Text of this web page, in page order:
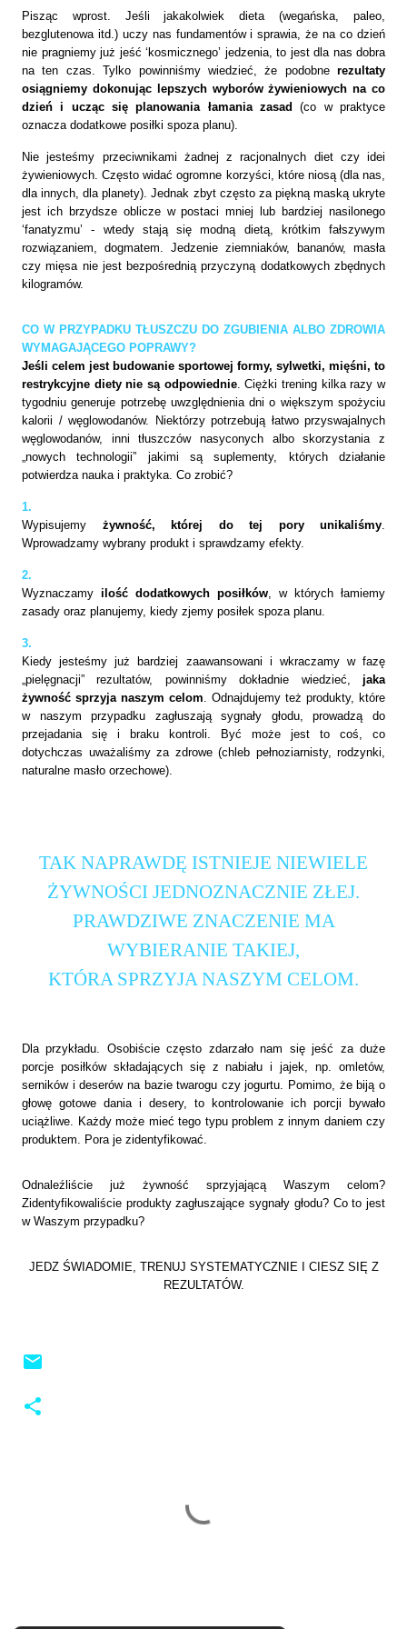
Pisząc wprost. Jeśli jakakolwiek dieta (wegańska, paleo,
bezglutenowa itd.) uczy nas fundamentów i sprawia, że na co dzień
nie pragniemy już jeść ‘kosmicznego’ jedzenia, to jest dla nas dobra
na ten czas. Tylko powinniśmy wiedzieć, że podobne rezultaty
osiągniemy dokonując lepszych wyborów żywieniowych na co
dzień i ucząc się planowania łamania zasad
(co w praktyce
oznacza dodatkowe posiłki spoza planu).
Nie jesteśmy przeciwnikami żadnej z racjonalnych diet czy idei
żywieniowych. Często widać ogromne korzyści, które niosą (dla nas,
dla innych, dla planety). Jednak zbyt często za piękną maską ukryte
jest ich brzydsze oblicze w postaci mniej lub bardziej nasilonego
‘fanatyzmu’ - wtedy stają się modną dietą, krótkim fałszywym
rozwiązaniem, dogmatem. Jedzenie ziemniaków, bananów, masła
czy mięsa nie jest bezpośrednią przyczyną dodatkowych zbędnych
kilogramów.
CO W PRZYPADKU TŁUSZCZU DO ZGUBIENIA ALBO ZDROWIA
WYMAGAJĄCEGO POPRAWY?
Jeśli celem jest budowanie sportowej formy, sylwetki, mięśni, to
restrykcyjne diety nie są odpowiednie. Ciężki trening kilka razy w
tygodniu generuje potrzebę uwzględnienia dni o większym spożyciu
kalorii / węglowodanów. Niektórzy potrzebują łatwo przyswajalnych
węglowodanów, inni tłuszczów nasyconych albo skorzystania z
„nowych technologii” jakimi są suplementy, których działanie
potwierdza nauka i praktyka. Co zrobić?
1.
Wypisujemy żywność, której do tej pory unikaliśmy.
Wprowadzamy wybrany produkt i sprawdzamy efekty.
2.
Wyznaczamy ilość dodatkowych posiłków, w których łamiemy
zasady oraz planujemy, kiedy zjemy posiłek spoza planu.
3.
Kiedy jesteśmy już bardziej zaawansowani i wkraczamy w fazę
„pielęgnacji” rezultatów, powinniśmy dokładnie wiedzieć, jaka
żywność sprzyja naszym celom. Odnajdujemy też produkty, które
w naszym przypadku zagłuszają sygnały głodu, prowadzą do
przejadania się i braku kontroli. Być może jest to coś, co
dotychczas uważaliśmy za zdrowe (chleb pełnoziarnisty, rodzynki,
naturalne masło orzechowe).
TAK NAPRAWDĘ ISTNIEJE NIEWIELE
ŻYWNOŚCI JEDNOZNACZNIE ZŁEJ.
PRAWDZIWE ZNACZENIE MA
WYBIERANIE TAKIEJ,
KTÓRA SPRZYJA NASZYM CELOM.
Dla przykładu. Osobiście często zdarzało nam się jeść za duże
porcje posiłków składających się z nabiału i jajek, np. omletów,
serników i deserów na bazie twarogu czy jogurtu. Pomimo, że biją o
głowę gotowe dania i desery, to kontrolowanie ich porcji bywało
uciążliwe. Każdy może mieć tego typu problem z innym daniem czy
produktem. Pora je zidentyfikować.
Odnaleźliście już żywność sprzyjającą Waszym celom?
Zidentyfikowaliście produkty zagłuszające sygnały głodu? Co to jest
w Waszym przypadku?
JEDZ ŚWIADOMIE, TRENUJ SYSTEMATYCZNIE I CIESZ SIĘ Z
REZULTATÓW.